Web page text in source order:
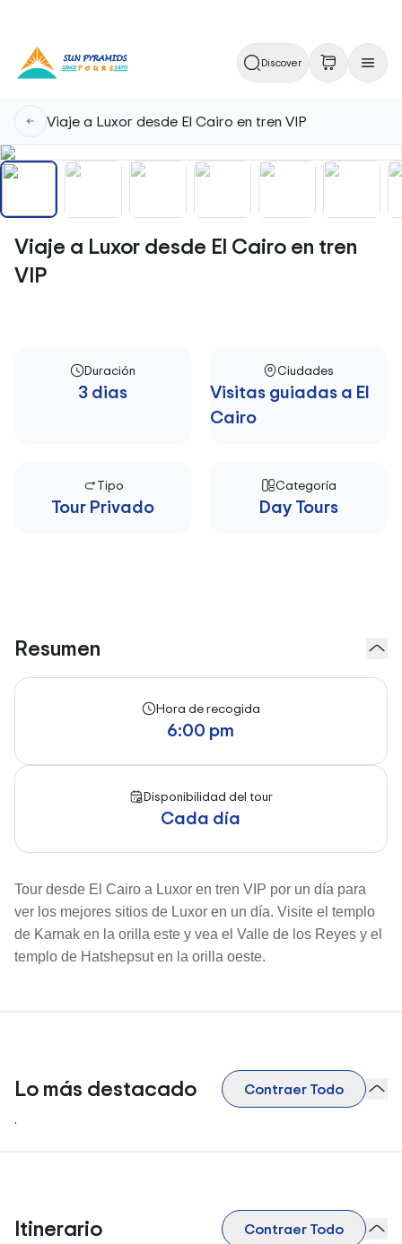
Discover
Viaje a Luxor desde El Cairo en tren VIP
Viaje a Luxor desde El Cairo en tren
VIP
Duración
3 dias
Ciudades
Visitas guiadas a El
Cairo
Tipo
Tour Privado
Categoría
Day Tours
Resumen
Hora de recogida
6:00 pm
Disponibilidad del tour
Cada día
Tour desde El Cairo a Luxor en tren VIP por un día para
ver los mejores sitios de Luxor en un día. Visite el templo
de Karnak en la orilla este y vea el Valle de los Reyes y el
templo de Hatshepsut en la orilla oeste.
Lo más destacado
Contraer Todo
.
Itinerario Contraer Todo